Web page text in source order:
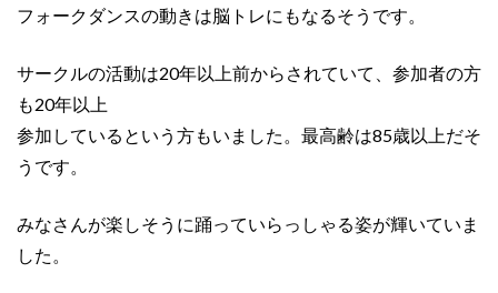
フォークダンスの動きは脳トレにもなるそうです。
サークルの活動は20年以上前からされていて、参加者の方
も20年以上
参加しているという方もいました。最高齢は85歳以上だそ
うです。
みなさんが楽しそうに踊っていらっしゃる姿が輝いていま
した。